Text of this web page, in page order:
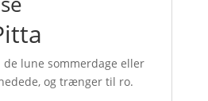
lune sommerdage eller
og trænger til ro.